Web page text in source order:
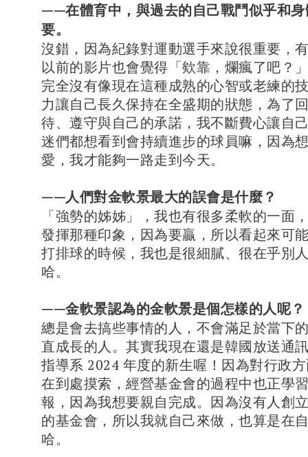
——在體育中，與過去的自己戰鬥似乎和
要。
沒錯，因為紀錄對運動選手來說很重要，
以前的影片也會覺得「欸靠，爛瘋了吧？
完全沒有像現在這種成熟的心智或老練的
力讓自己長久保持在全盛期的狀態，為了
待、遵守與自己的承諾，我不斷費心讓自
迷們都想看到會持續進步的球員嘛，因為
愛，我才能夠一路走到今天。
——人們對金軟景最大的誤會是什麼？
「強勢的姊姊」，我也有很多柔軟的一面
發揮那種印象，因為要贏，所以看起來可
打排球的時候，我也是很細膩、很在乎別
哈。
——金軟景認為的金軟景是個怎樣的人呢？
總是會去搞些事情的人，不會滿足於當下
直成長的人。其實我現在還是韓國放送通
指導系 2024 年度的新生喔！因為對行政
在到處摸索，經營基金會的過程中也正學
報，因為我想要親自完成。因為沒有人創
的基金會，所以我就自己來做，也算是在
哈。